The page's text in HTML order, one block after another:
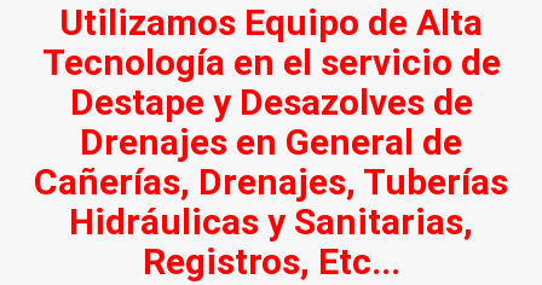
Utilizamos Equipo de Alta
Tecnología en el servicio de
Destape y Desazolves de
Drenajes en General de
Cañerías, Drenajes, Tuberías
Hidráulicas y Sanitarias,
Registros, Etc...